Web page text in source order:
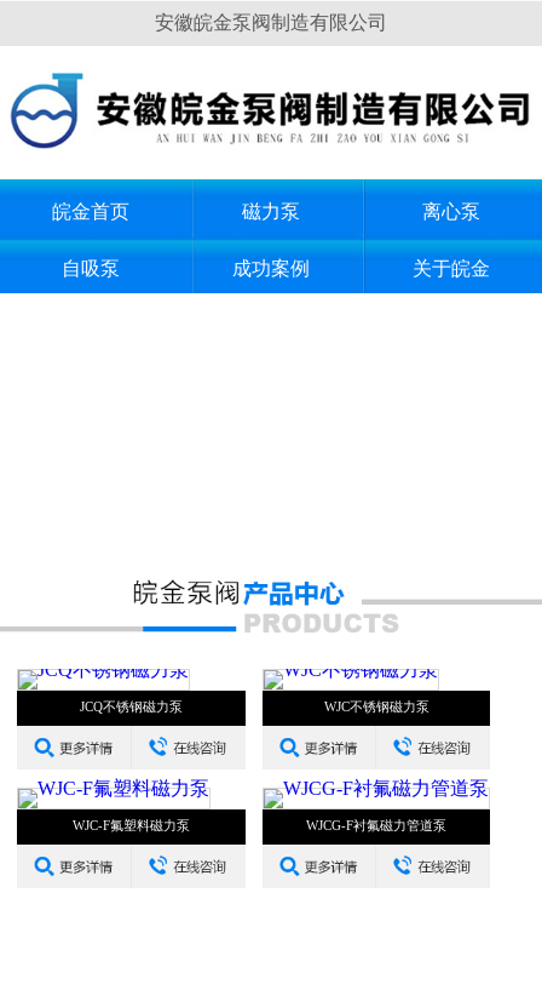
安徽皖金泵阀制造有限公司
皖金首页 磁力泵 离心泵
自吸泵 成功案例 关于皖金
JCQ不锈钢磁力泵 WJC不锈钢磁力泵
WJC-F氟塑料磁力泵 WJCG-F衬氟磁力管道泵